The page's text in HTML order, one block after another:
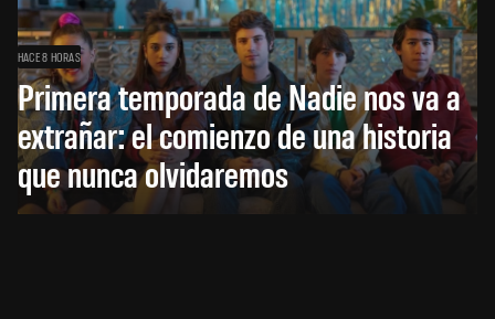
HACE 8 HORAS
Primera temporada de Nadie nos va a
extrañar: el comienzo de una historia
que nunca olvidaremos